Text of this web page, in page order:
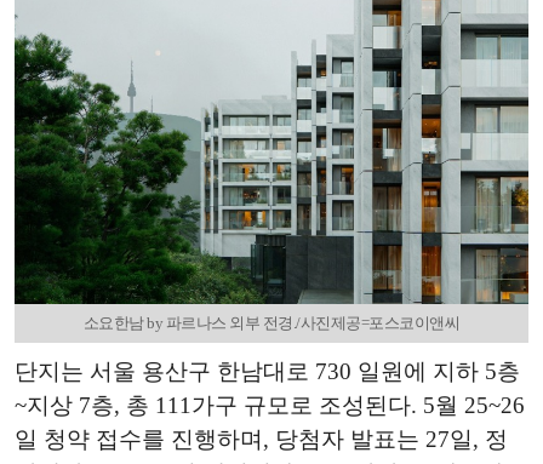
소요한남 by 파르나스 외부 전경./사진제공=포스코이앤씨
단지는 서울 용산구 한남대로 730 일원에 지하 5층
~지상 7층, 총 111가구 규모로 조성된다. 5월 25~26
일 청약 접수를 진행하며, 당첨자 발표는 27일, 정